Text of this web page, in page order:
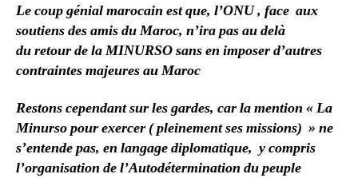
Le coup génial marocain est que, l’ONU , face aux
soutiens des amis du Maroc, n’ira pas au delà
du retour de la MINURSO sans en imposer d’autres
contraintes majeures au Maroc
Restons cependant sur les gardes, car la mention « La
Minurso pour exercer ( pleinement ses missions) » ne
s’entende pas, en langage diplomatique, y compris
l’organisation de l’Autodétermination du peuple